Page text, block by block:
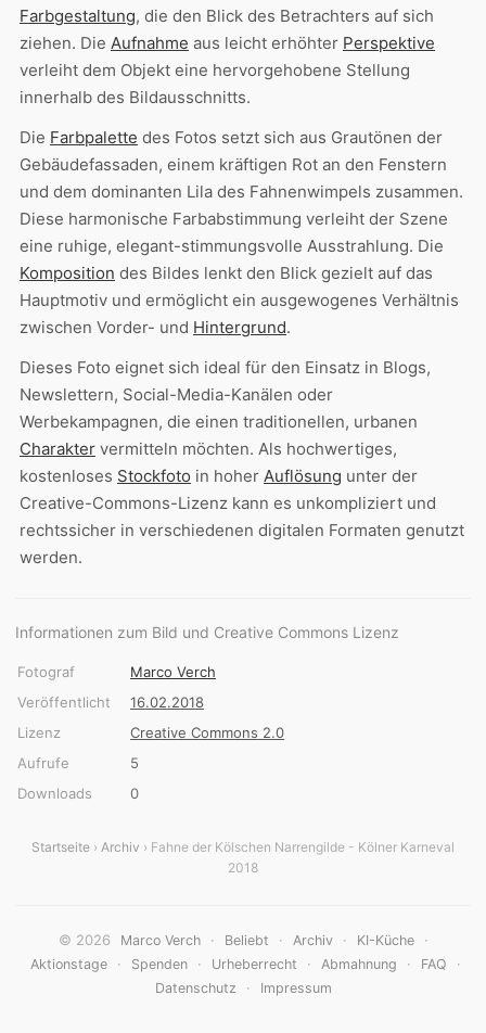
Farbgestaltung, die den Blick des Betrachters auf sich
ziehen. Die Aufnahme aus leicht erhöhter Perspektive
verleiht dem Objekt eine hervorgehobene Stellung
innerhalb des Bildausschnitts.
Die Farbpalette des Fotos setzt sich aus Grautönen der
Gebäudefassaden, einem kräftigen Rot an den Fenstern
und dem dominanten Lila des Fahnenwimpels zusammen.
Diese harmonische Farbabstimmung verleiht der Szene
eine ruhige, elegant-stimmungsvolle Ausstrahlung. Die
Komposition des Bildes lenkt den Blick gezielt auf das
Hauptmotiv und ermöglicht ein ausgewogenes Verhältnis
zwischen Vorder- und Hintergrund.
Dieses Foto eignet sich ideal für den Einsatz in Blogs,
Newslettern, Social-Media-Kanälen oder
Werbekampagnen, die einen traditionellen, urbanen
Charakter vermitteln möchten. Als hochwertiges,
kostenloses Stockfoto in hoher Auflösung unter der
Creative-Commons-Lizenz kann es unkompliziert und
rechtssicher in verschiedenen digitalen Formaten genutzt
werden.
Informationen zum Bild und Creative Commons Lizenz
Fotograf
Marco Verch
Veröffentlicht
16.02.2018
Lizenz
Creative Commons 2.0
Aufrufe
5
Downloads
0
Startseite › Archiv › Fahne der Kölschen Narrengilde - Kölner Karneval
2018
© 2026 Marco Verch · Beliebt · Archiv · KI-Küche ·
Aktionstage · Spenden · Urheberrecht · Abmahnung · FAQ ·
Datenschutz · Impressum